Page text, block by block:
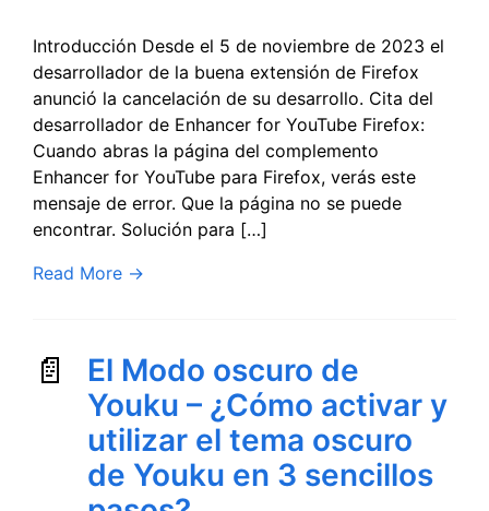
Introducción Desde el 5 de noviembre de 2023 el
desarrollador de la buena extensión de Firefox
anunció la cancelación de su desarrollo. Cita del
desarrollador de Enhancer for YouTube Firefox:
Cuando abras la página del complemento
Enhancer for YouTube para Firefox, verás este
mensaje de error. Que la página no se puede
encontrar. Solución para […]
Read More →
El Modo oscuro de
Youku – ¿Cómo activar y
utilizar el tema oscuro
de Youku en 3 sencillos